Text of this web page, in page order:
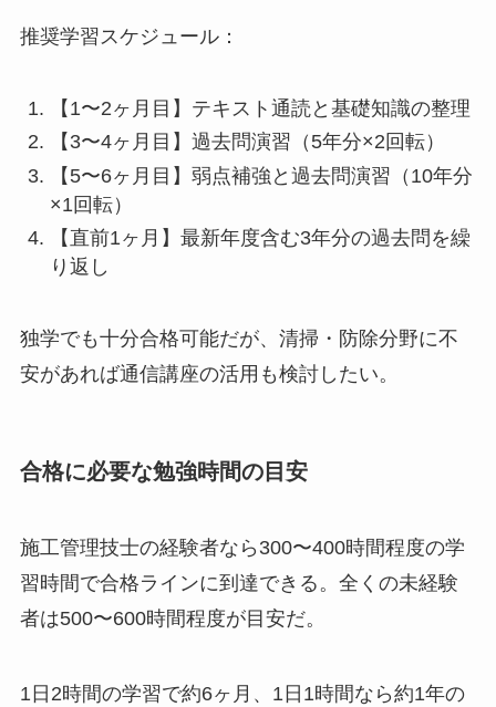
推奨学習スケジュール：
【1〜2ヶ月目】テキスト通読と基礎知識の整理
【3〜4ヶ月目】過去問演習（5年分×2回転）
【5〜6ヶ月目】弱点補強と過去問演習（10年分
×1回転）
【直前1ヶ月】最新年度含む3年分の過去問を繰
り返し
独学でも十分合格可能だが、清掃・防除分野に不
安があれば通信講座の活用も検討したい。
合格に必要な勉強時間の目安
施工管理技士の経験者なら300〜400時間程度の学
習時間で合格ラインに到達できる。全くの未経験
者は500〜600時間程度が目安だ。
1日2時間の学習で約6ヶ月、1日1時間なら約1年の